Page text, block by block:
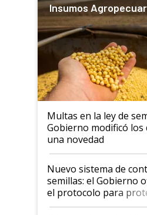
Insumos
Multas en la ley de
Gobierno modificó los
una novedad
Nuevo sistema de
semillas: el Gobierno
el protocolo para
propiedad intelectual